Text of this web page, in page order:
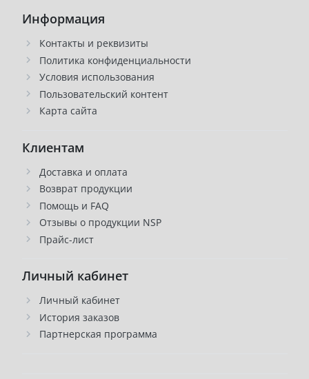
Информация
Контакты и реквизиты
Политика конфиденциальности
Условия использования
Пользовательский контент
Карта сайта
Клиентам
Доставка и оплата
Возврат продукции
Помощь и FAQ
Отзывы о продукции NSP
Прайс-лист
Личный кабинет
Личный кабинет
История заказов
Партнерская программа